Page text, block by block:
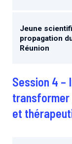
Jeune
propagation
Réunion
Session 4 –
transformer
et